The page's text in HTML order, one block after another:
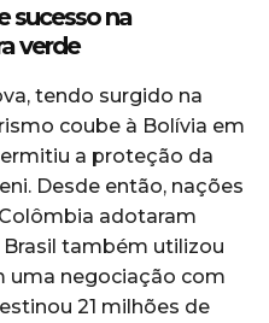
sucesso na
verde
tendo surgido na
coube à Bolívia em
a proteção da
Desde então, nações
adotaram
também utilizou
uma negociação com
21 milhões de